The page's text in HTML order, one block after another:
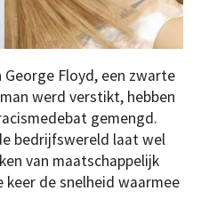
George Floyd, een zwarte
werd verstikt, hebben
gemengd.
bedrijfswereld laat wel
van maatschappelijk
keer de snelheid waarmee